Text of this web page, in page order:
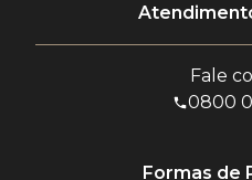
Fale
0800
Formas de